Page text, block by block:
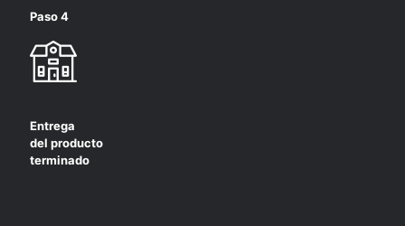
Paso 4
Entrega
del producto
terminado